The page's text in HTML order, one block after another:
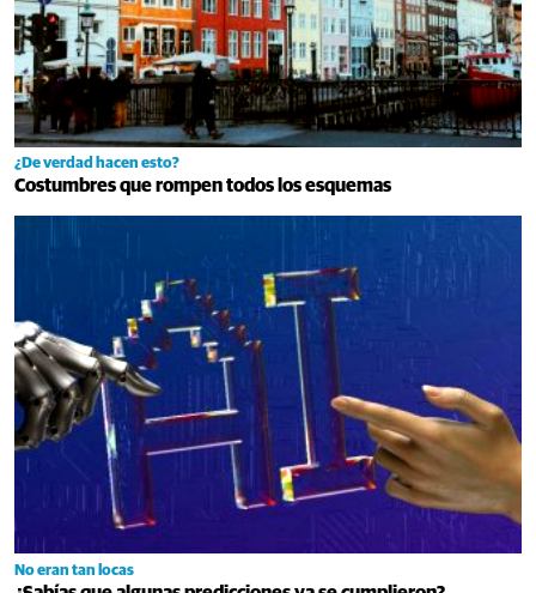
¿De verdad hacen esto?
Costumbres que rompen todos los esquemas
No eran tan locas